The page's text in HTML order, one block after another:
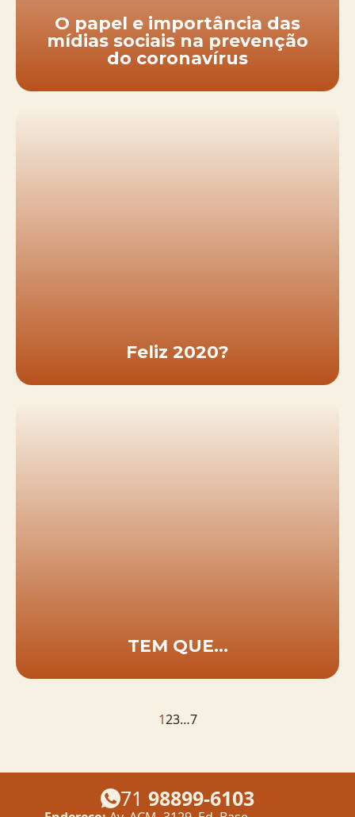
O papel e importância das
mídias sociais na prevenção
do coronavírus
Feliz 2020?
TEM QUE…
123…7
71 98899-6103